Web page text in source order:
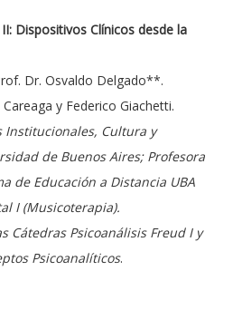
Dispositivos Clínicos desde la
Dr. Osvaldo Delgado**.
y Federico Giachetti.
Institucionales, Cultura y
de Buenos Aires; Profesora
de Educación a Distancia UBA
I (Musicoterapia).
Cátedras Psicoanálisis Freud I y
Psicoanalíticos.